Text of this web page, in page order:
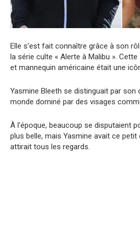
Elle s’est fait connaître grâce à son
la série culte « Alerte à Malibu ».
et mannequin américaine était une
Yasmine Bleeth se distinguait par son
monde dominé par des visages
À l’époque, beaucoup se disputaient
plus belle, mais Yasmine avait ce petit
attirait tous les regards.